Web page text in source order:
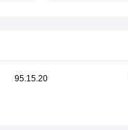
95.15.20